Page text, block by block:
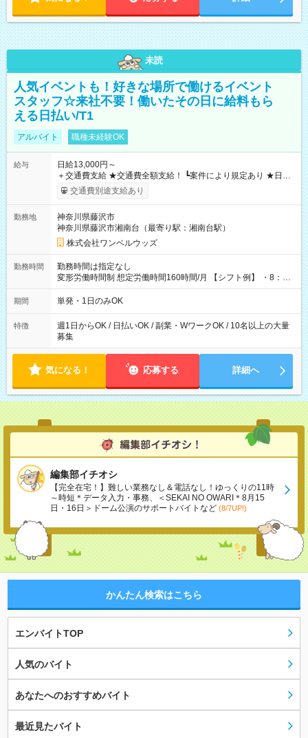
未読
人気イベントも！好きな場所で働けるイベント
スタッフ☆来社不要！働いたその日に給料もら
える日払い/T1
アルバイト 職種未経験OK
給与
日給13,000円～
＋交通費支給 ★交通費全額支給！ ┗案件により規定あり ★日払
いOK！（規定あり） ┗働いたその日に現金GET♪ お仕事後はコ
ンビニATMから 日払い分を引き落とせます！ 【試用期間】試
交通費別途支給あり
勤務地
神奈川県藤沢市
神奈川県藤沢市湘南台（最寄り駅：湘南台駅）
株式会社ワンベルウッズ
勤務時間
勤務時間は指定なし
変形労働時間制 想定労働時間160時間/月 【シフト例】 ・8：00
～21：00
期間 単発・1日のみOK
特徴
週1日からOK / 日払いOK / 副業・WワークOK / 10名以上の大量
募集
気になる！ 応募する 詳細へ
編集部イチオシ
【完全在宅！】難しい業務なし＆電話なし！ゆっくりの11時
～時短＊データ入力・事務、＜SEKAI NO OWARI＊8月15
日・16日＞ドーム公演のサポートバイトなど (8/7UP!)
かんたん検索はこちら
エンバイトTOP
人気のバイト
あなたへのおすすめバイト
最近見たバイト